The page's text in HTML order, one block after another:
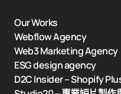
Our Works
Webflow Agency
Web3 Marketing Agency
ESG design agency
D2C Insider – Shopify